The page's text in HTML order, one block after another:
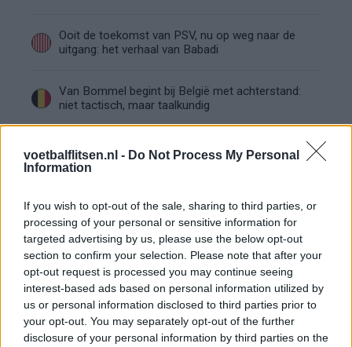
voetbalflitsen.nl - Do Not Process My Personal
Information
If you wish to opt-out of the sale, sharing to third parties, or
processing of your personal or sensitive information for
targeted advertising by us, please use the below opt-out
section to confirm your selection. Please note that after your
opt-out request is processed you may continue seeing
interest-based ads based on personal information utilized by
us or personal information disclosed to third parties prior to
your opt-out. You may separately opt-out of the further
disclosure of your personal information by third parties on the
Ooit de toekomst van PSV, nu op weg naar de
uitgang: het verhaal van Babadi
Van Bommel begint bij België met achterstand:
niet tactisch, maar taalkundig
Transferclausule Joey Veerman uitgelegd: voor
dit bedrag kan PSV'er vertrekken
Dit ziet de Belgische voetbalbond in Mark van
Bommel als nieuwe bondscoach
Nieuw spoor voor PSV: Kostic duikt op als
serieuze optie
Italiaanse media: Perisic wacht op telefoontje
van Internazionale